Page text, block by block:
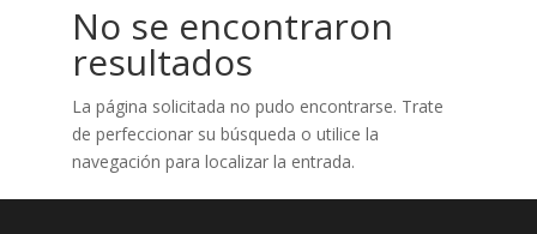
No se encontraron
resultados
La página solicitada no pudo encontrarse. Trate
de perfeccionar su búsqueda o utilice la
navegación para localizar la entrada.